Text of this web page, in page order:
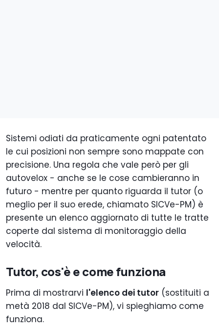
Sistemi odiati da praticamente ogni patentato
le cui posizioni non sempre sono mappate con
precisione. Una regola che vale però per gli
autovelox - anche se le cose cambieranno in
futuro - mentre per quanto riguarda il tutor (o
meglio per il suo erede, chiamato SICVe-PM) è
presente un elenco aggiornato di tutte le tratte
coperte dal sistema di monitoraggio della
velocità.
Tutor, cos'è e come funziona
Prima di mostrarvi l'elenco dei tutor (sostituiti a
metà 2018 dal SICVe-PM), vi spieghiamo come
funziona.